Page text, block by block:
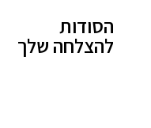
הסודות
להצלחה שלך